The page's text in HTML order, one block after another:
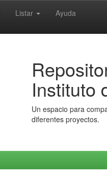
Listar Ayuda
Instituto
Un espacio para
diferentes proyectos.